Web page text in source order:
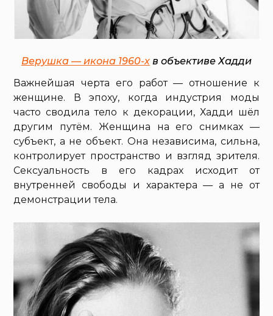
Верушка — икона 1960-х в объективе Хадди
Важнейшая черта его работ — отношение к
женщине. В эпоху, когда индустрия моды
часто сводила тело к декорации, Хадди шёл
другим путём. Женщина на его снимках —
субъект, а не объект. Она независима, сильна,
контролирует пространство и взгляд зрителя.
Сексуальность в его кадрах исходит от
внутренней свободы и характера — а не от
демонстрации тела.